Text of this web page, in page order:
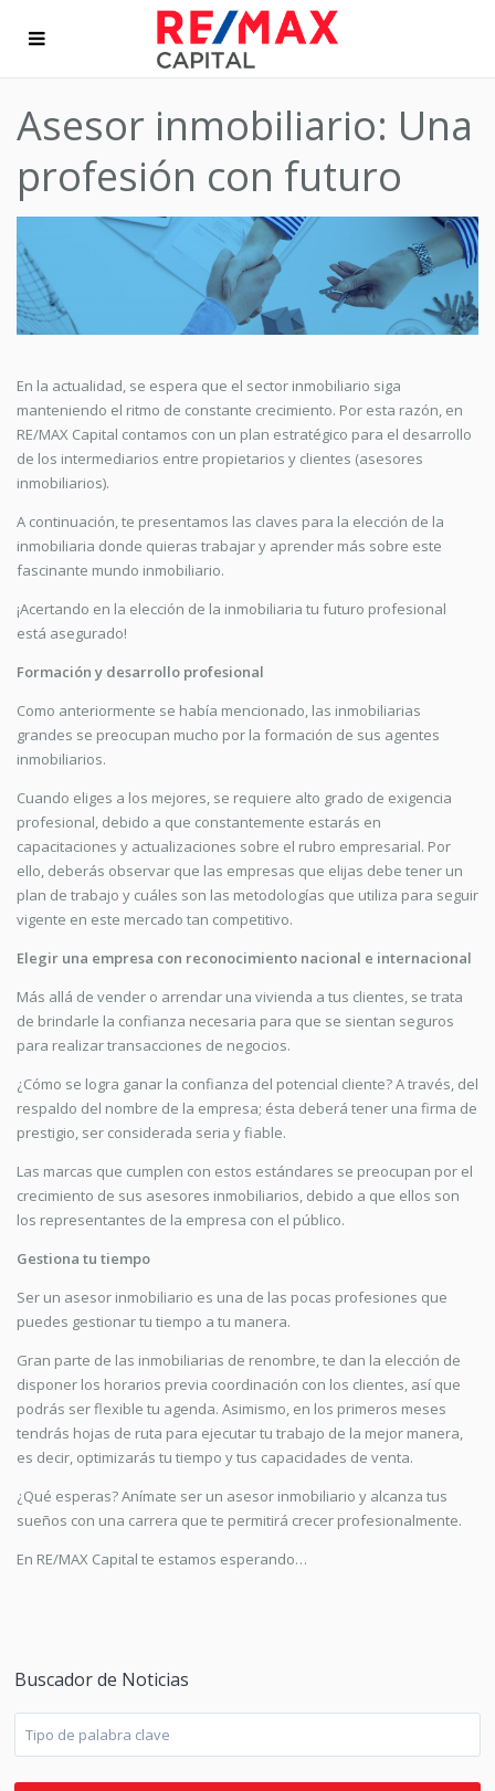
Asesor inmobiliario: Una
profesión con futuro
En la actualidad, se espera que el sector inmobiliario siga
manteniendo el ritmo de constante crecimiento. Por esta razón, en
RE/MAX Capital contamos con un plan estratégico para el desarrollo
de los intermediarios entre propietarios y clientes (asesores
inmobiliarios).
A continuación, te presentamos las claves para la elección de la
inmobiliaria donde quieras trabajar y aprender más sobre este
fascinante mundo inmobiliario.
¡Acertando en la elección de la inmobiliaria tu futuro profesional
está asegurado!
Formación y desarrollo profesional
Como anteriormente se había mencionado, las inmobiliarias
grandes se preocupan mucho por la formación de sus agentes
inmobiliarios.
Cuando eliges a los mejores, se requiere alto grado de exigencia
profesional, debido a que constantemente estarás en
capacitaciones y actualizaciones sobre el rubro empresarial. Por
ello, deberás observar que las empresas que elijas debe tener un
plan de trabajo y cuáles son las metodologías que utiliza para seguir
vigente en este mercado tan competitivo.
Elegir una empresa con reconocimiento nacional e internacional
Más allá de vender o arrendar una vivienda a tus clientes, se trata
de brindarle la confianza necesaria para que se sientan seguros
para realizar transacciones de negocios.
¿Cómo se logra ganar la confianza del potencial cliente? A través, del
respaldo del nombre de la empresa; ésta deberá tener una firma de
prestigio, ser considerada seria y fiable.
Las marcas que cumplen con estos estándares se preocupan por el
crecimiento de sus asesores inmobiliarios, debido a que ellos son
los representantes de la empresa con el público.
Gestiona tu tiempo
Ser un asesor inmobiliario es una de las pocas profesiones que
puedes gestionar tu tiempo a tu manera.
Gran parte de las inmobiliarias de renombre, te dan la elección de
disponer los horarios previa coordinación con los clientes, así que
podrás ser flexible tu agenda. Asimismo, en los primeros meses
tendrás hojas de ruta para ejecutar tu trabajo de la mejor manera,
es decir, optimizarás tu tiempo y tus capacidades de venta.
¿Qué esperas? Anímate ser un asesor inmobiliario y alcanza tus
sueños con una carrera que te permitirá crecer profesionalmente.
En RE/MAX Capital te estamos esperando…
Buscador de Noticias